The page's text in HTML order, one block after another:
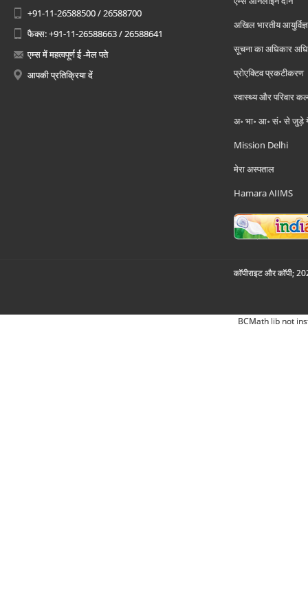
+91-11-26588500 / 26588700
फैक्स: +91-11-26588663 / 26588641
एम्स में महत्वपूर्ण ई -मेल पते
आपकी प्रतिक्रिया दें
अखिल भारतीय
सूचना का अधिकार
प्रोएक्टिव प्रकटीकरण
स्वास्थ्य और परिवार
अ॰ भा॰ आ॰ सं॰ से जुड़े
Mission Delhi
मेरा अस्पताल
Hamara AIIMS
कॉपीराइट और कॉपी;
BCMath lib not